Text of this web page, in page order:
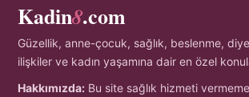
Kadin8.com
Güzellik, anne-çocuk, sağlık, beslenme,
ilişkiler ve kadın yaşamına dair en özel
Hakkımızda: Bu site sağlık hizmeti